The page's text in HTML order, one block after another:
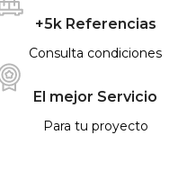
+5k Referencias
Consulta condiciones
El mejor Servicio
Para tu proyecto